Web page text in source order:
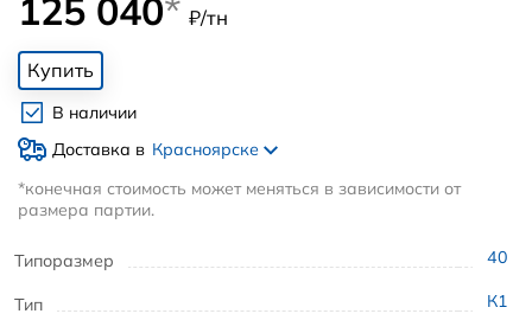
Типоразмер 40
Тип К1
125 040* ₽/тн
Купить
В наличии
Доставка в Красноярске
*конечная стоимость может меняться в зависимости от
размера партии.